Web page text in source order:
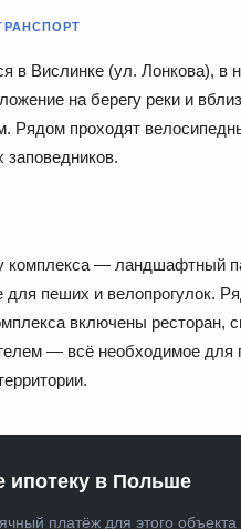
в Вислинке (ул. Лонкова), в
на берегу реки и
Рядом проходят
заповедников.
комплекса — ландшафтный
пеших и велопрогулок.
включены ресторан,
— всё необходимое для
ипотеку в Польше
платёж для этого